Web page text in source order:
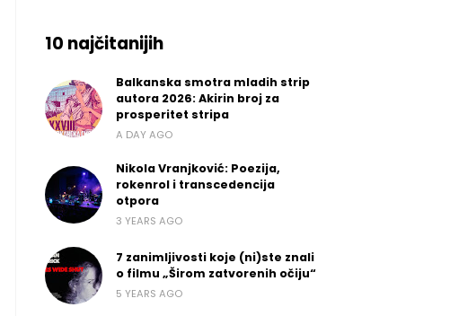
10 najčitanijih
Balkanska smotra mladih strip
autora 2026: Akirin broj za
prosperitet stripa
A DAY AGO
Nikola Vranjković: Poezija,
rokenrol i transcedencija
otpora
3 YEARS AGO
7 zanimljivosti koje (ni)ste znali
o filmu „Širom zatvorenih očiju“
5 YEARS AGO